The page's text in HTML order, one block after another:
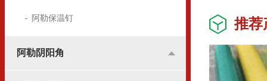
阿勒保温钉
阿勒阴阳角
推荐